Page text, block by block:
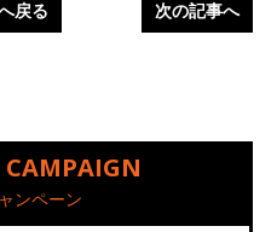
戻る 次の記事へ
ンペーン